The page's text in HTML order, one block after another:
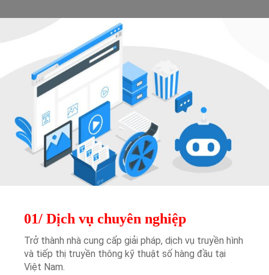
01/ Dịch vụ chuyên nghiệp
Trở thành nhà cung cấp giải pháp, dịch vụ truyền hình
và tiếp thị truyền thông kỹ thuật số hàng đầu tại
Việt Nam.